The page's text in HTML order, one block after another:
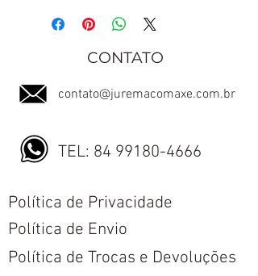
CONTATO
contato@juremacomaxe.com.br
TEL: 84 99180-4666
Política de Privacidade
Política de Envio
Política de Trocas e Devoluções